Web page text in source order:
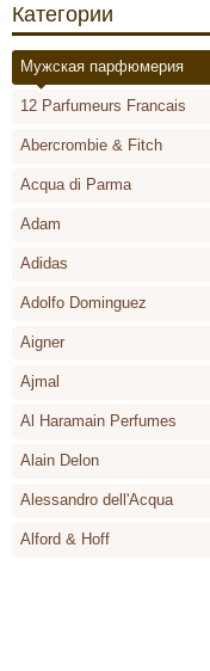
Категории
Мужская парфюмерия
12 Parfumeurs Francais
Abercrombie & Fitch
Acqua di Parma
Adam
Adidas
Adolfo Dominguez
Aigner
Ajmal
Al Haramain Perfumes
Alain Delon
Alessandro dell'Acqua
Alford & Hoff